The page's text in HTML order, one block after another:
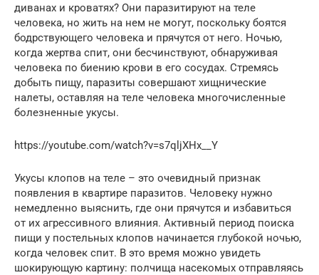
диванах и кроватях? Они паразитируют на теле
человека, но жить на нем не могут, поскольку боятся
бодрствующего человека и прячутся от него. Ночью,
когда жертва спит, они бесчинствуют, обнаруживая
человека по биению крови в его сосудах. Стремясь
добыть пищу, паразиты совершают хищнические
налеты, оставляя на теле человека многочисленные
болезненные укусы.
https://youtube.com/watch?v=s7qljXHx__Y
Укусы клопов на теле – это очевидный признак
появления в квартире паразитов. Человеку нужно
немедленно выяснить, где они прячутся и избавиться
от их агрессивного влияния. Активный период поиска
пищи у постельных клопов начинается глубокой ночью,
когда человек спит. В это время можно увидеть
шокирующую картину: полчища насекомых отправляясь